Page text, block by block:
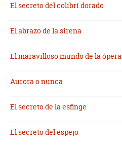
El secreto del colibrí dorado
El abrazo de la sirena
El maravilloso mundo de la ópera
Aurora o nunca
El secreto de la esfinge
El secreto del espejo